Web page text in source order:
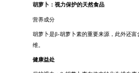
胡萝卜：视力保护的天然食品
营养成分
胡萝卜是β-胡萝卜素的重要来源，此外还富
维。
健康益处